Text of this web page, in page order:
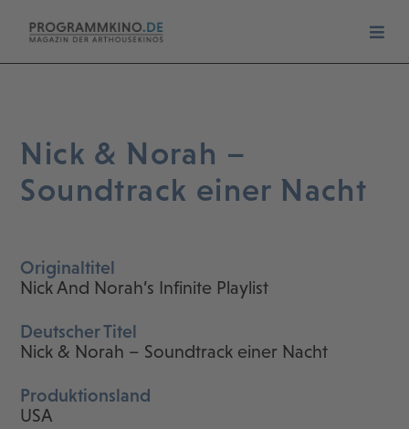
Nick & Norah –
Soundtrack einer Nacht
Originaltitel
Nick And Norah’s Infinite Playlist
Deutscher Titel
Nick & Norah – Soundtrack einer Nacht
Produktionsland
USA